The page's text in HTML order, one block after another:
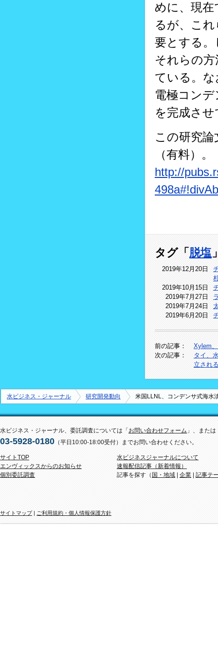
めに、現
るが、こ
要とする
それらの
ている。
電極コン
を完成さ
この研究
（有料）。
http://
タグ「脱塩
2019年12月20日
2019年10月15日
2019年7月27日
2019年7月24日
2019年6月20日
前の記事：
Xylem
次の記事：
タイ、
立され
水ビジネス・ジャーナル 研究開発動向 米国LLNL、コンデンサ式海水
水ビジネス・ジャーナル、委託調査については「お問い合わせフォーム 」、または
03-5928-0180 （平日10:00-18:00受付）までお問い合わせください。
サイトTOP
エンヴィックスからのお知らせ
個別委託調査
水ビジネスジャーナルについて
速報配信記事（新着情報）
記事を探す（ 国・地域 | 企業 | 記事テ
サイトマップ| ご利用規約・個人情報保護方針